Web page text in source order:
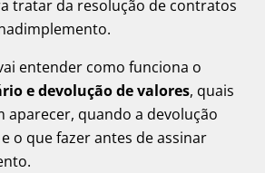
tratar da resolução de contratos
entender como funciona o
e devolução de valores, quais
aparecer, quando a devolução
o que fazer antes de assinar